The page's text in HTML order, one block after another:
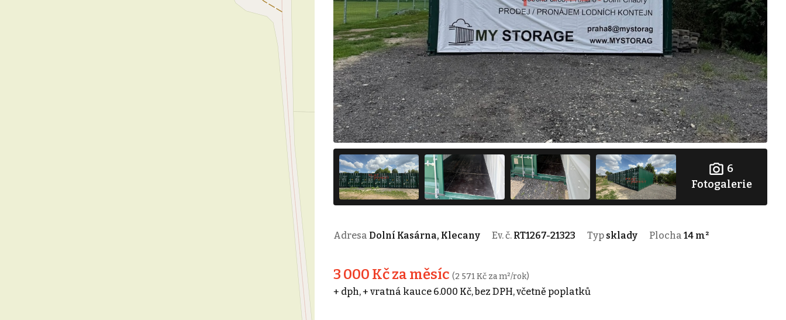
6
Fotogalerie
Adresa Dolní Kasárna, Klecany Ev. č. RT1267-21323 Typ sklady Plocha 14 m²
3 000 Kč za měsíc (2 571 Kč za m²/rok)
+ dph, + vratná kauce 6.000 Kč, bez DPH, včetně poplatků